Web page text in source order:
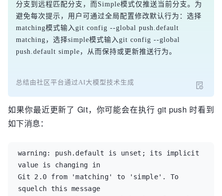
分支到远程匹配分支，而Simple模式仅推送当前分支。为
避免每次提示，用户可通过全局配置修改默认行为：选择
matching模式输入git config --global push.default
matching，选择simple模式输入git config --global
push.default simple，从而保持或更新推送行为。
总结由社区平台通过AI大模型技术生成
如果你最近更新了 Git，你可能会在执行 git push 时看到
如下消息：
warning: push.default is unset; its implicit
value is changing in
Git 2.0 from 'matching' to 'simple'. To
squelch this message